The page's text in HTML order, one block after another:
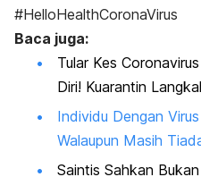
#HelloHealthCoronaVirus
Baca juga:
Tular Kes
Diri! Kuarantin
Individu Dengan
Walaupun Masih
Saintis Sahkan